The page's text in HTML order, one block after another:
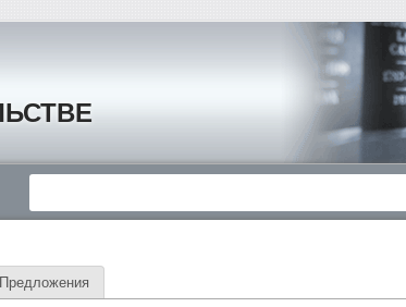
Предложения